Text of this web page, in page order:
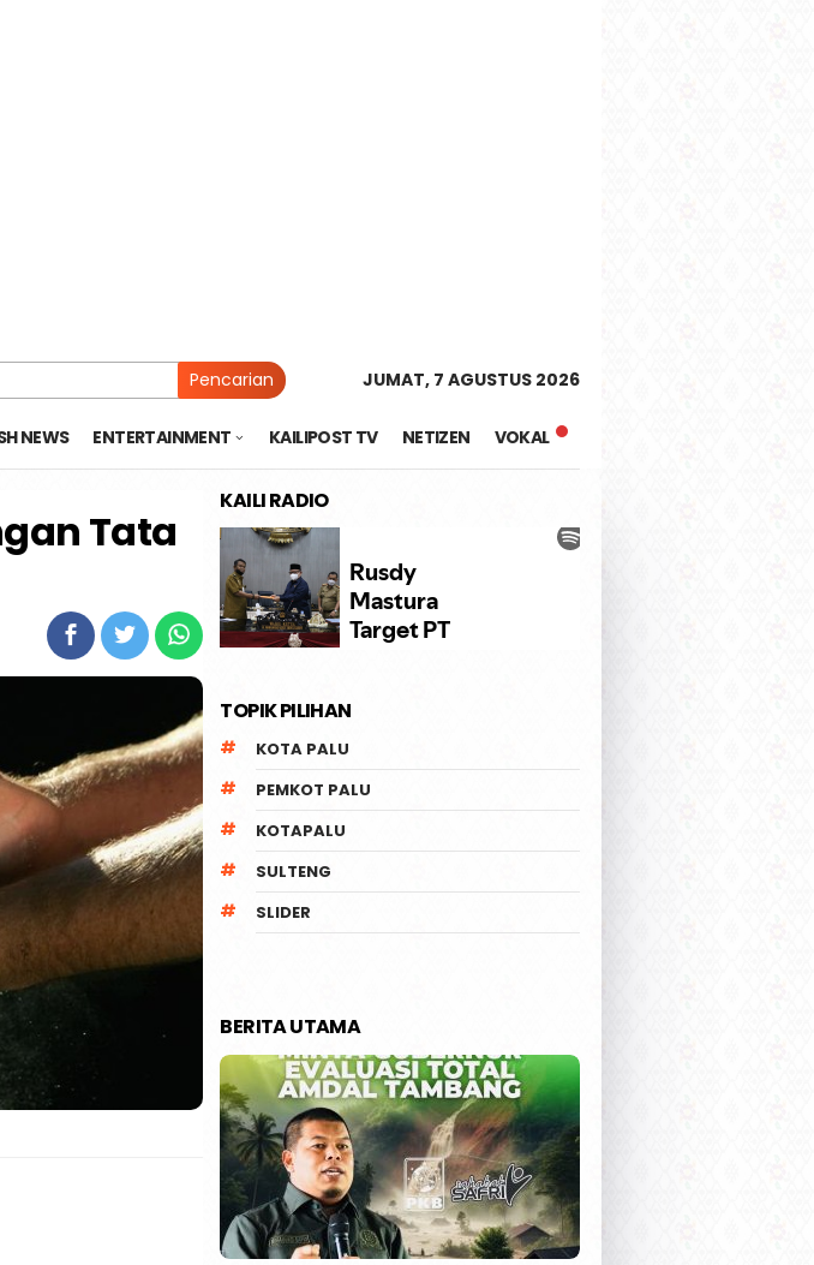
Pencarian JUMAT, 7 AGUSTUS 2026
NEWS ENTERTAINMENT KAILIPOST TV NETIZEN VOKAL
Tata
KAILI RADIO
TOPIK PILIHAN
KOTA PALU
PEMKOT PALU
KOTAPALU
SULTENG
SLIDER
BERITA UTAMA